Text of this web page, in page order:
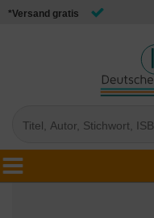
*Versand gratis